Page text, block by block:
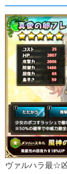
ヴァルハラ最☆